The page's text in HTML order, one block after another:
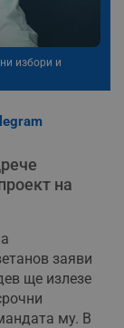
избори и
на
заяви
ще излезе
му. В